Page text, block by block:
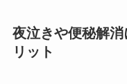
夜泣きや便秘解
リット